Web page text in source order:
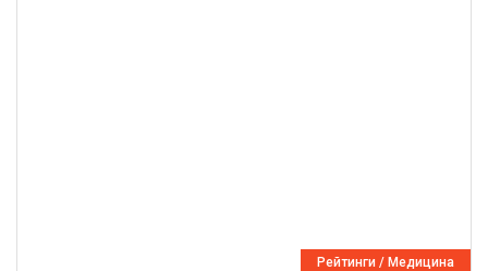
Рейтинги / Медицина